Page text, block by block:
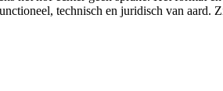
technisch en juridisch van aard.